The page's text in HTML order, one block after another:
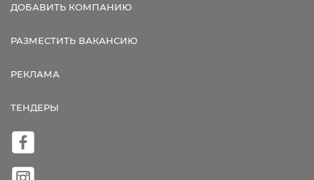
ДОБАВИТЬ КОМПАНИЮ
РАЗМЕСТИТЬ ВАКАНСИЮ
РЕКЛАМА
ТЕНДЕРЫ